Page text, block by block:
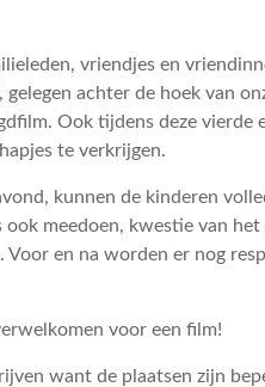
vriendjes en
gelegen achter de hoek van
Ook tijdens deze
te verkrijgen.
kunnen de kinderen
meedoen, kwestie van
Voor en na worden er nog
voor een film!
want de plaatsen zijn